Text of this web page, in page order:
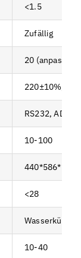
<1.5
Zufällig
20 (anpassbar)
220±10%,
RS232, AD,
10-100
440*586*149
<28
10-40